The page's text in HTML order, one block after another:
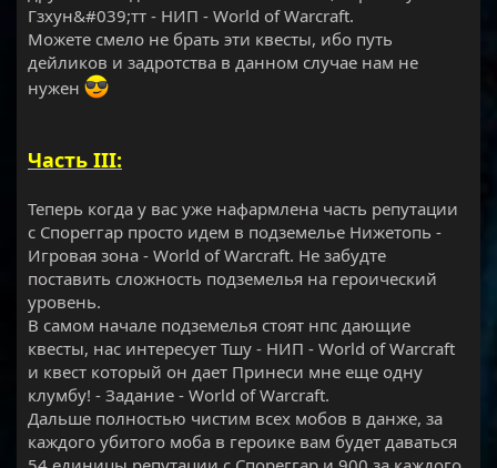
Гзхун&#039;тт - НИП - World of Warcraft.
Можете смело не брать эти квесты, ибо путь
дейликов и задротства в данном случае нам не
нужен
Часть III:
Теперь когда у вас уже нафармлена часть репутации
с Спореггар просто идем в подземелье Нижетопь -
Игровая зона - World of Warcraft. Не забудте
поставить сложность подземелья на героический
уровень.
В самом начале подземелья стоят нпс дающие
квесты, нас интересует Тшу - НИП - World of Warcraft
и квест который он дает Принеси мне еще одну
клумбу! - Задание - World of Warcraft.
Дальше полностью чистим всех мобов в данже, за
каждого убитого моба в героике вам будет даваться